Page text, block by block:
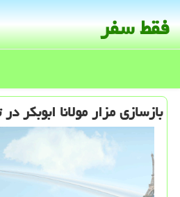
فقط سفر
بازسازی مزار مولانا ابوبكر در